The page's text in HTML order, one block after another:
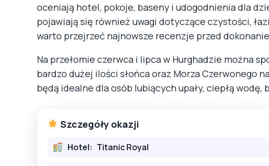
oceniają hotel, pokoje, baseny i udogodnienia dla
pojawiają się również uwagi dotyczące czystości,
warto przejrzeć najnowsze recenzje przed
Na przełomie czerwca i lipca w Hurghadzie można
bardzo dużej ilości słońca oraz Morza Czerwonego
będą idealne dla osób lubiących upały, ciepłą wodę,
Szczegóły okazji
Hotel: Titanic Royal